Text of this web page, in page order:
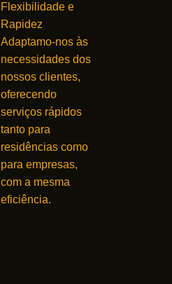
Flexibilidade e
Rapidez
Adaptamo-nos às
necessidades dos
nossos clientes,
oferecendo
serviços rápidos
tanto para
residências como
para empresas,
com a mesma
eficiência.